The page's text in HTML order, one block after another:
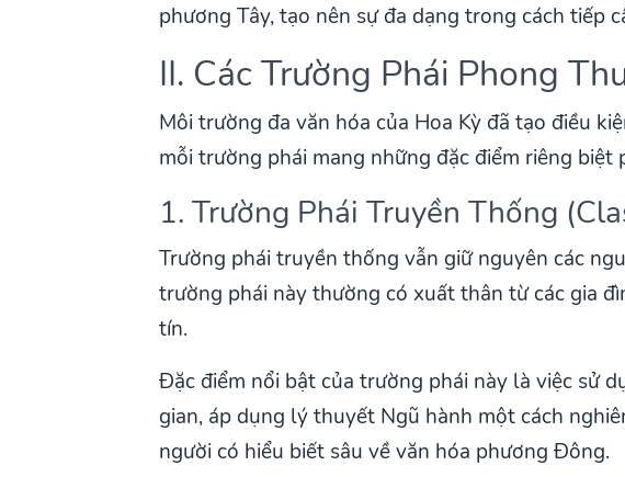
phương Tây, tạo nên sự đa dạng trong cách tiếp
II. Các Trường Phái Phong
Môi trường đa văn hóa của Hoa Kỳ đã tạo điều
mỗi trường phái mang những đặc điểm riêng biệt
1. Trường Phái Truyền Thống
Trường phái truyền thống vẫn giữ nguyên các
trường phái này thường có xuất thân từ các gia
tín.
Đặc điểm nổi bật của trường phái này là việc sử
gian, áp dụng lý thuyết Ngũ hành một cách
người có hiểu biết sâu về văn hóa phương Đông.